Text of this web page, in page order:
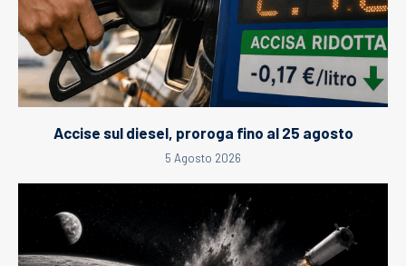
Accise sul diesel, proroga fino al 25 agosto
5 Agosto 2026